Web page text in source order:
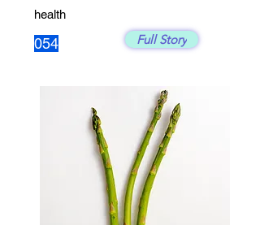
health
054 Full Story